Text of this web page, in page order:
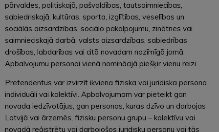
pārvaldes, politiskajā, pašvaldības, tautsaimniecības,
sabiedriskajā, kultūras, sporta, izglītības, veselības un
sociālās aizsardzības, sociālo pakalpojumu, zinātnes vai
saimnieciskajā darbā, valsts aizsardzības, sabiedrības
drošības, labdarības vai citā novadam nozīmīgā jomā.
Apbalvojumu personai vienā nominācijā piešķir vienu reizi.
Pretendentus var izvirzīt ikviena fiziska vai juridiska persona
individuāli vai kolektīvi. Apbalvojumam var pieteikt gan
novada iedzīvotājus, gan personas, kuras dzīvo un darbojas
Latvijā vai ārzemēs, fizisku personu grupu – kolektīvu vai
novadā reģistrētu vai darbojošos juridisku personu vai tās